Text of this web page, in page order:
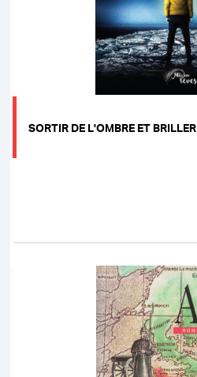
SORTIR DE L'OMBRE ET BRILLER